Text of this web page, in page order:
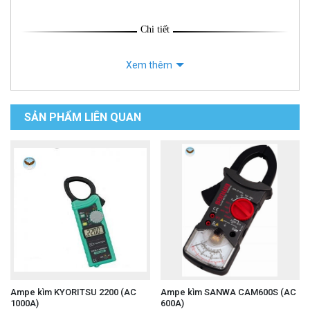
Chi tiết
Xem thêm
SẢN PHẨM LIÊN QUAN
Ampe kìm KYORITSU 2200 (AC
1000A)
Ampe kìm SANWA CAM600S (AC
600A)